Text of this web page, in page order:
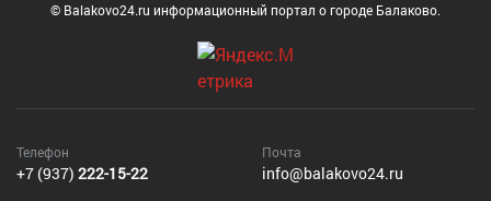
© Balakovo24.ru информационный портал о городе Балаково.
Телефон
+7 (937) 222-15-22
Почта
info@balakovo24.ru